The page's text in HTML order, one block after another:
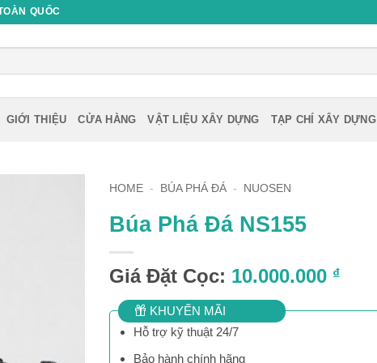
QUỐC
GIỚI THIỆU CỬA HÀNG VẬT LIỆU XÂY DỰNG TẠP CHÍ XÂY DỰNG
HOME - BÚA PHÁ ĐÁ - NUOSEN
Búa Phá Đá NS155
Giá Đặt Cọc: 10.000.000 ₫
KHUYẾN MÃI
Hỗ trợ kỹ thuật 24/7
Bảo hành chính hãng